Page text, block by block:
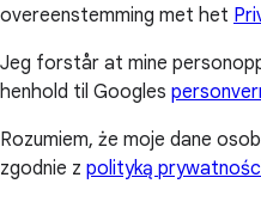
overeenstemming met het
Jeg forstår at mine
henhold til Googles
Rozumiem, że moje dane
zgodnie z polityką